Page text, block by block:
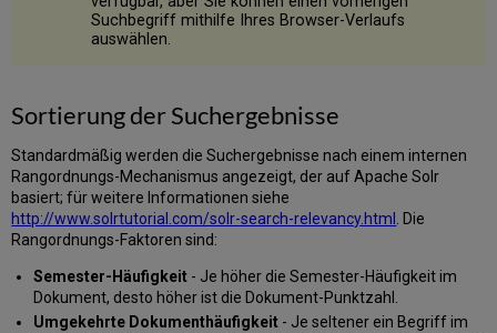
Datensätze
(gelöschte
Ergebnissen
Bestandssuche
Suchbegriff mithilfe Ihres Browser-Verlaufs
auswählen.
Sortierung der Suchergebnisse
Standardmäßig werden die Suchergebnisse nach einem internen
Rangordnungs-Mechanismus angezeigt, der auf Apache Solr
basiert; für weitere Informationen siehe
http://www.solrtutorial.com/solr-search-relevancy.html . Die
Rangordnungs-Faktoren sind:
Semester-Häufigkeit- Je höher die Semester-Häufigkeit im
Dokument, desto höher ist die Dokument-Punktzahl.
Umgekehrte Dokumenthäufigkeit- Je seltener ein Begriff im